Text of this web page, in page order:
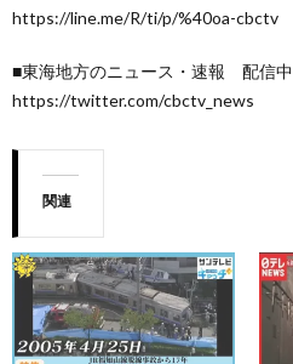
https://line.me/R/ti/p/%40oa-cbctv
■東海地方のニュース・速報 配信中
https://twitter.com/cbctv_news
関連